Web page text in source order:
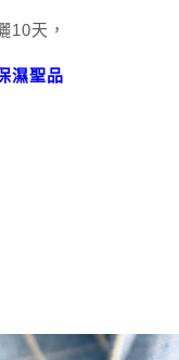
10天，
濕聖品